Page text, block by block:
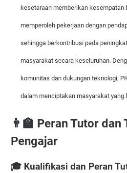
kesetaraan memberikan kesempatan
memperoleh pekerjaan dengan
sehingga berkontribusi pada
masyarakat secara keseluruhan.
komunitas dan dukungan teknologi,
dalam menciptakan masyarakat yang
👨‍🏫 Peran Tutor dan
Pengajar
🎓 Kualifikasi dan Peran